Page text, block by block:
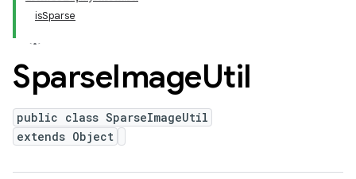
isSparse
SparseImageUtil
public class SparseImageUtil
extends Object